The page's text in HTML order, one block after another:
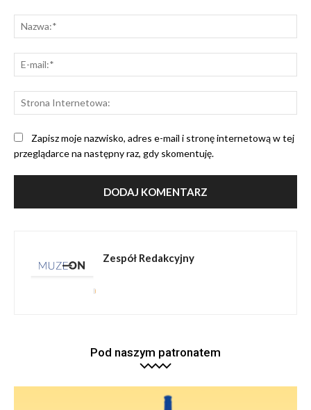
Zapisz moje nazwisko, adres e-mail i stronę internetową w tej
przeglądarce na następny raz, gdy skomentuję.
Zespół Redakcyjny
Pod naszym patronatem